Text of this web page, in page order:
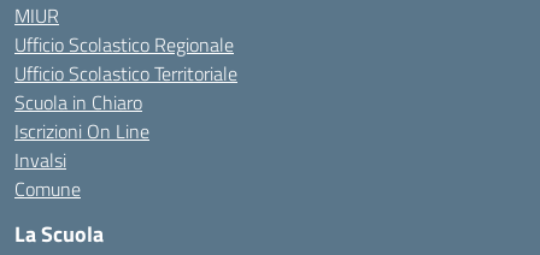
MIUR
Ufficio Scolastico Regionale
Ufficio Scolastico Territoriale
Scuola in Chiaro
Iscrizioni On Line
Invalsi
Comune
La Scuola